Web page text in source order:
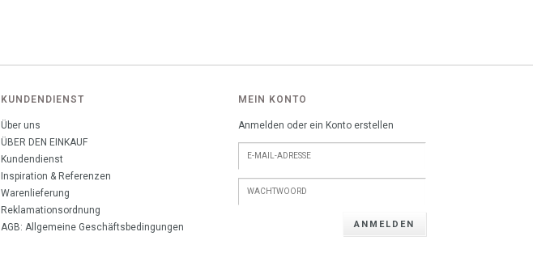
KUNDENDIENST
Über uns
ÜBER DEN EINKAUF
Kundendienst
Inspiration & Referenzen
Warenlieferung
Reklamationsordnung
AGB: Allgemeine Geschäftsbedingungen
MEIN KONTO
Anmelden oder ein Konto erstellen
ANMELDEN